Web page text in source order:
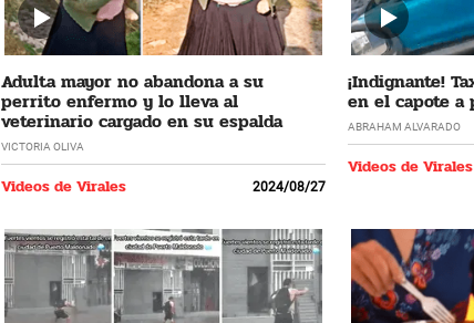
Adulta mayor no abandona a su
perrito enfermo y lo lleva al
veterinario cargado en su espalda
VICTORIA OLIVA
Videos de Virales 2024/08/27
¡Indignante!
en el capote a
ABRAHAM ALVARADO
Videos de Virales